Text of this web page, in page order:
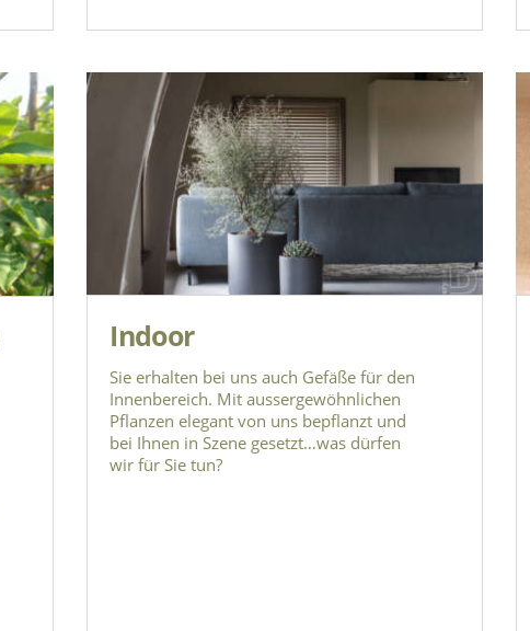
Indoor
Sie erhalten bei uns auch Gefäße für den
Innenbereich. Mit aussergewöhnlichen
Pflanzen elegant von uns bepflanzt und
bei Ihnen in Szene gesetzt…was dürfen
wir für Sie tun?